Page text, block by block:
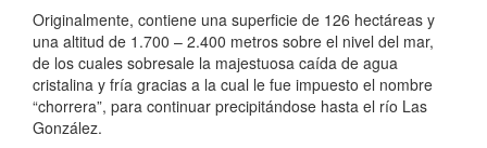
Originalmente, contiene una superficie de 126 hectáreas y
una altitud de 1.700 – 2.400 metros sobre el nivel del mar,
de los cuales sobresale la majestuosa caída de agua
cristalina y fría gracias a la cual le fue impuesto el nombre
“chorrera”, para continuar precipitándose hasta el río Las
González.